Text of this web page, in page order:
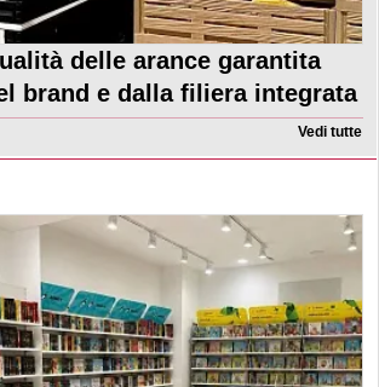
delle arance garantita
brand e dalla filiera integrata
Vedi tutte